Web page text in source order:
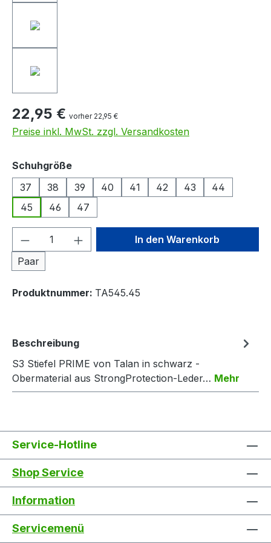
22,95 € vorher 22,95 €
Preise inkl. MwSt. zzgl. Versandkosten
Schuhgrößeauswählen
37
38 39 40 41 42 43
44
45
46 47
Produkt Anzahl: Gib den
Paar
In den Warenkorb
Produktnummer: TA545.45
Beschreibung
S3 Stiefel PRIME von Talan in schwarz -
Obermaterial aus StrongProtection-Leder… Mehr
Service-Hotline
Shop Service
Information
Servicemenü